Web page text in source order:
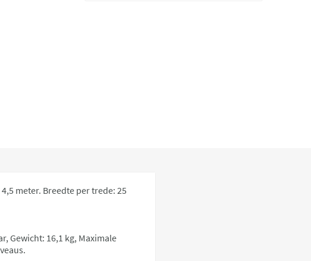
meter. Breedte per trede: 25
Gewicht: 16,1 kg, Maximale